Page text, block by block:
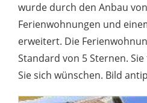
wurde durch den Anbau
Ferienwohnungen und
erweitert. Die
Standard von 5 Sternen.
Sie sich wünschen. Bild